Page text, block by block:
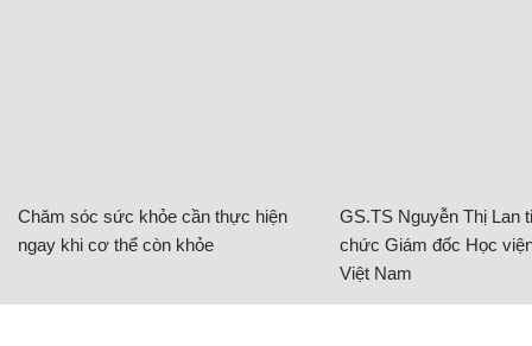
Chăm sóc sức khỏe cần thực hiện
ngay khi cơ thể còn khỏe
GS.TS Nguyễn Thị Lan
chức Giám đốc Học
Việt Nam